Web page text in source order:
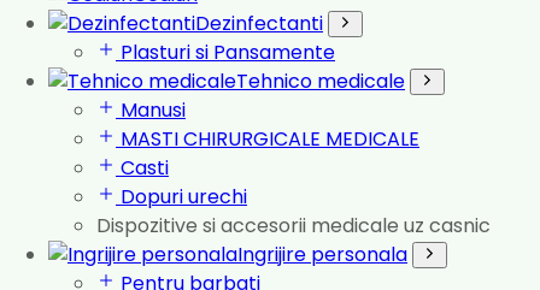
Dezinfectanti
Plasturi si Pansamente
Tehnico medicale
Manusi
MASTI CHIRURGICALE MEDICALE
Casti
Dopuri urechi
Dispozitive si accesorii medicale uz casnic
Ingrijire personala
Pentru barbati